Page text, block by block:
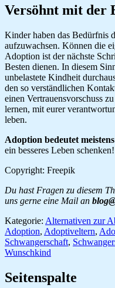
Versöhnt mit der
Kinder haben das Bedürfnis
aufzuwachsen. Können die
Adoption ist der nächste
Besten dienen. In diesem
unbelastete Kindheit
den so verständlichen
einen Vertrauensvorschuss
lernen, mit eurer
leben.
Adoption bedeutet
ein besseres Leben schenken!
Copyright: Freepik
Du hast Fragen zu diesem
uns gerne eine Mail an
Kategorie: Alternativen zur
Adoption, Adoptiveltern,
Schwangerschaft,
Wunschkind
Seitenspalte